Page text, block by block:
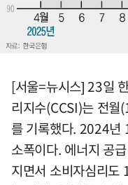
[서울=뉴시스] 23일
리지수(CCSI)는 전
를 기록했다. 2024년
소폭이다. 에너지 공
지면서 소비자심리도